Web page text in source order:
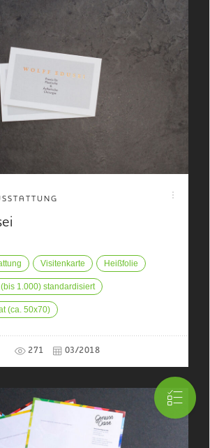
Visitenkarte Heißfolie
1.000) standardisiert
(ca. 50x70)
271 03/2018